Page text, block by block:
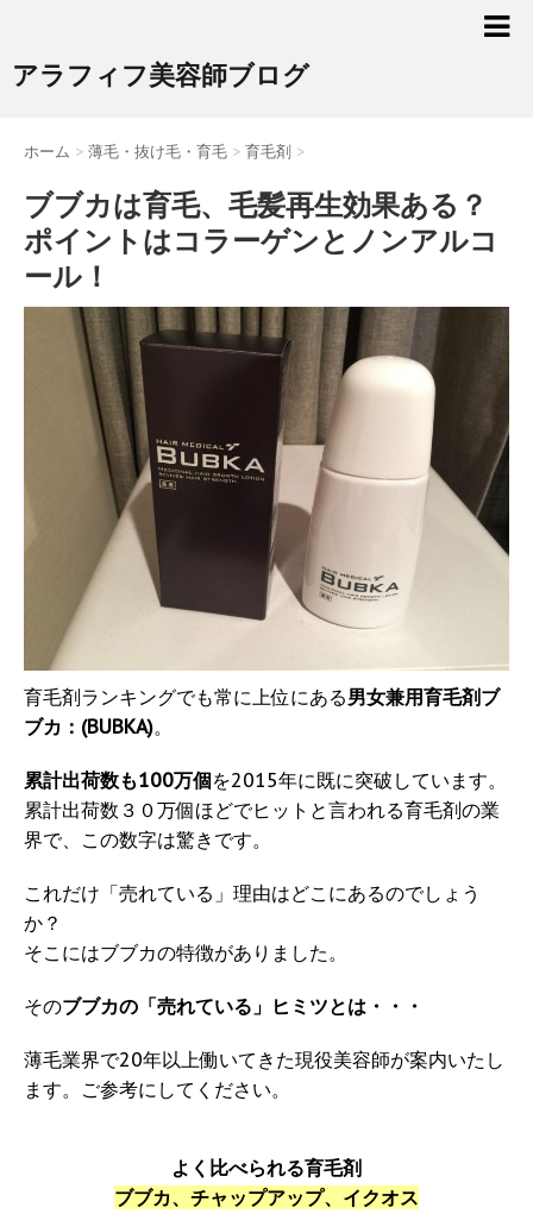
アラフィフ美容師ブログ
ホーム > 薄毛・抜け毛・育毛 > 育毛剤 >
ブブカは育毛、毛髪再生効果ある？
ポイントはコラーゲンとノンアルコ
ール！
育毛剤ランキングでも常に上位にある男女兼用育毛剤ブ
ブカ：(BUBKA)。
累計出荷数も100万個を2015年に既に突破しています。
累計出荷数３０万個ほどでヒットと言われる育毛剤の業
界で、この数字は驚きです。
これだけ「売れている」理由はどこにあるのでしょう
か？
そこにはブブカの特徴がありました。
そのブブカの「売れている」ヒミツとは・・・
薄毛業界で20年以上働いてきた現役美容師が案内いたし
ます。ご参考にしてください。
よく比べられる育毛剤
ブブカ、チャップアップ、イクオス